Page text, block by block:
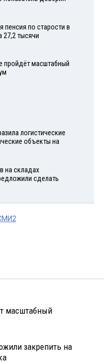
по старости в
27,2 тысячи
пройдёт масштабный
логистические
объекты на
на складах
сделать
масштабный
закрепить на